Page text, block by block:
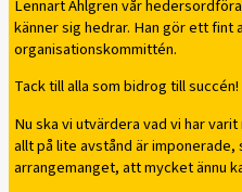
Lennart Ahlgren vår
känner sig hedrar. Han gör ett
organisationskommittén.
Tack till alla som bidrog till succén!
Nu ska vi utvärdera vad vi har
allt på lite avstånd är imponerade,
arrangemanget, att mycket ännu